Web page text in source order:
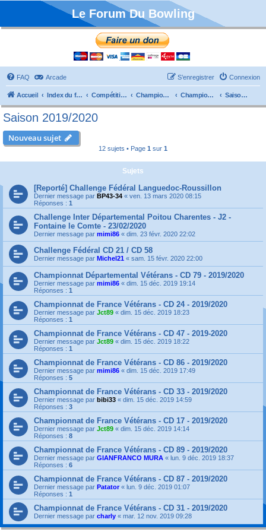
Le Forum Du Bowling
FAQ Arcade Connexion
S’enregistrer
Accueil Index du forum Compétitions Championnats de France Championnat Départemental Saison 2019/2020
Saison 2019/2020
Nouveau sujet
12 sujets • Page 1 sur 1
Sujets
[Reporté] Challenge Fédéral Languedoc-Roussillon
Dernier message par BP43-34 « ven. 13 mars 2020 08:15
Réponses : 1
Challenge Inter Départemental Poitou Charentes - J2 -
Fontaine le Comte - 23/02/2020
Dernier message par mimi86 « dim. 23 févr. 2020 22:02
Challenge Fédéral CD 21 / CD 58
Dernier message par Michel21 « sam. 15 févr. 2020 22:00
Championnat Départemental Vétérans - CD 79 - 2019/2020
Dernier message par mimi86 « dim. 15 déc. 2019 19:14
Réponses : 1
Championnat de France Vétérans - CD 24 - 2019/2020
Dernier message par Jct89 « dim. 15 déc. 2019 18:23
Réponses : 1
Championnat de France Vétérans - CD 47 - 2019-2020
Dernier message par Jct89 « dim. 15 déc. 2019 18:22
Réponses : 1
Championnat de France Vétérans - CD 86 - 2019/2020
Dernier message par mimi86 « dim. 15 déc. 2019 17:49
Réponses : 5
Championnat de France Vétérans - CD 33 - 2019/2020
Dernier message par bibi33 « dim. 15 déc. 2019 14:59
Réponses : 3
Championnat de France Vétérans - CD 17 - 2019/2020
Dernier message par Jct89 « dim. 15 déc. 2019 14:14
Réponses : 8
Championnat de France Vétérans - CD 89 - 2019/2020
Dernier message par GIANFRANCO MURA « lun. 9 déc. 2019 18:37
Réponses : 6
Championnat de France Vétérans - CD 87 - 2019/2020
Dernier message par Patator « lun. 9 déc. 2019 01:07
Réponses : 1
Championnat de France Vétérans - CD 31 - 2019/2020
Dernier message par charly « mar. 12 nov. 2019 09:28